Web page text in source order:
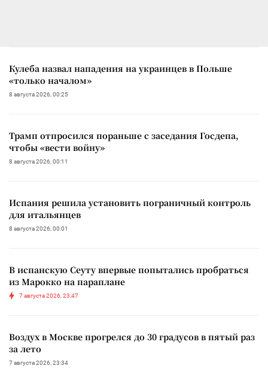
Кулеба назвал нападения на украинцев в Польше
«только началом»
8 августа 2026, 00:25
Трамп отпросился пораньше с заседания Госдепа,
чтобы «вести войну»
8 августа 2026, 00:11
Испания решила установить пограничный контроль
для итальянцев
8 августа 2026, 00:01
В испанскую Сеуту впервые попытались пробраться
из Марокко на параплане
7 августа 2026, 23:47
Воздух в Москве прогрелся до 30 градусов в пятый раз
за лето
7 августа 2026, 23:34